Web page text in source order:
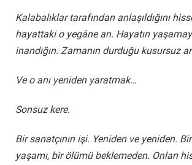
Kalabalıklar tarafından anlaşıldığını
hayattaki o yegâne an. Hayatın
inandığın. Zamanın durduğu kusursuz
Ve o anı yeniden yaratmak…
Sonsuz kere.
Bir sanatçının işi. Yeniden ve yeniden.
yaşamı, bir ölümü beklemeden. Onları